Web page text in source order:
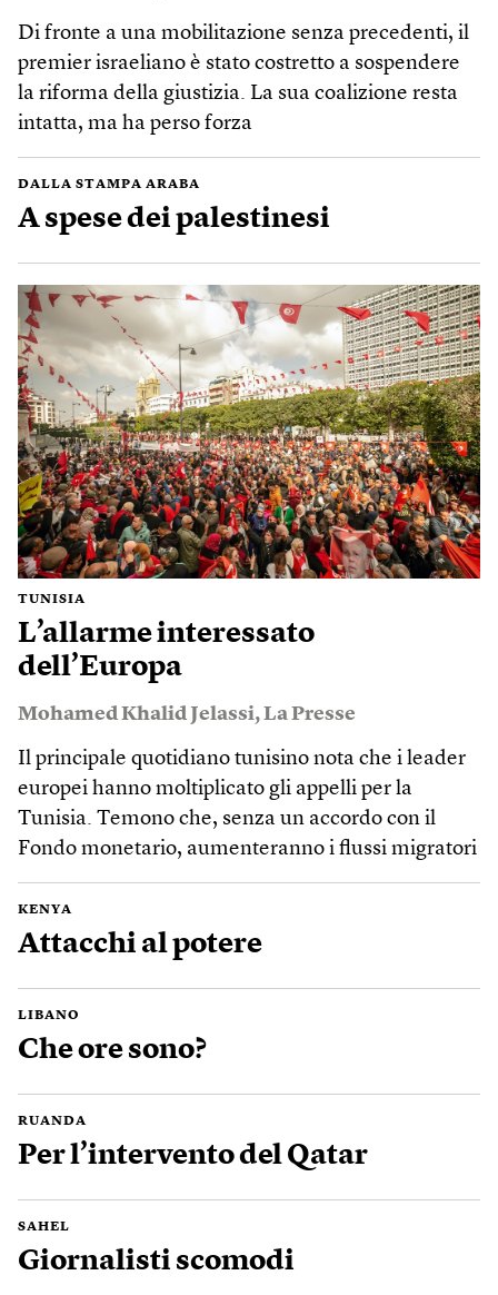
Di fronte a una mobilitazione senza precedenti, il
premier israeliano è stato costretto a sospendere
la riforma della giustizia. La sua coalizione resta
intatta, ma ha perso forza
DALLA STAMPA ARABA
A spese dei palestinesi
TUNISIA
L’allarme interessato
dell’Europa
Mohamed Khalid Jelassi,La Presse
Il principale quotidiano tunisino nota che i leader
europei hanno moltiplicato gli appelli per la
Tunisia. Temono che, senza un accordo con il
Fondo monetario, aumenteranno i flussi migratori
KENYA
Attacchi al potere
LIBANO
Che ore sono?
RUANDA
Per l’intervento del Qatar
SAHEL
Giornalisti scomodi